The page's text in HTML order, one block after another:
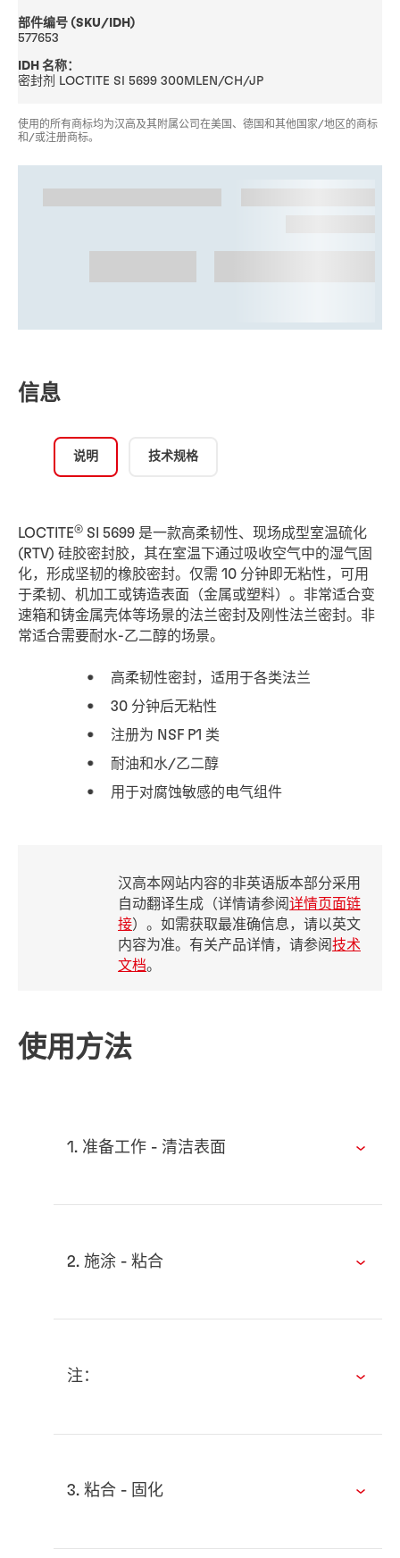
部件编号 (SKU/IDH)
577653
IDH 名称：
密封剂 LOCTITE SI 5699 300MLEN/CH/JP
使用的所有商标均为汉高及其附属公司在美国、德国和其他国家/地区的商标
和/或注册商标。
信息
说明 技术规格
LOCTITE® SI 5699 是一款高柔韧性、现场成型室温硫化
(RTV) 硅胶密封胶，其在室温下通过吸收空气中的湿气固
化，形成坚韧的橡胶密封。仅需 10 分钟即无粘性，可用
于柔韧、机加工或铸造表面（金属或塑料）。非常适合变
速箱和铸金属壳体等场景的法兰密封及刚性法兰密封。非
常适合需要耐水-乙二醇的场景。
高柔韧性密封，适用于各类法兰
30 分钟后无粘性
注册为 NSF P1 类
耐油和水/乙二醇
用于对腐蚀敏感的电气组件
汉高本网站内容的非英语版本部分采用
自动翻译生成（详情请参阅详情页面链
接）。如需获取最准确信息，请以英文
内容为准。有关产品详情，请参阅技术
文档。
使用方法
1. 准备工作 - 清洁表面
2. 施涂 - 粘合
注：
3. 粘合 - 固化